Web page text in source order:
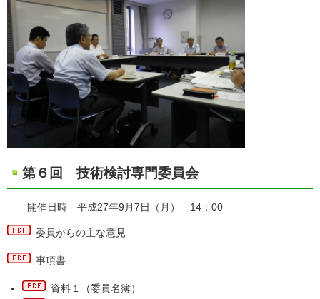
第６回 技術検討専門委員会
開催日時 平成27年9月7日（月） 14：00
委員からの主な意見
事項書
資料１
（委員名簿）